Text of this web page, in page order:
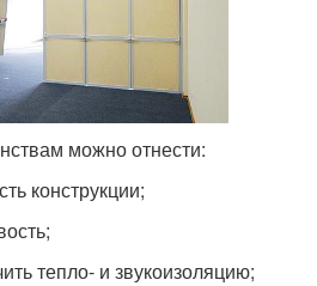
можно отнести:
конструкции;
тепло- и звукоизоляцию;